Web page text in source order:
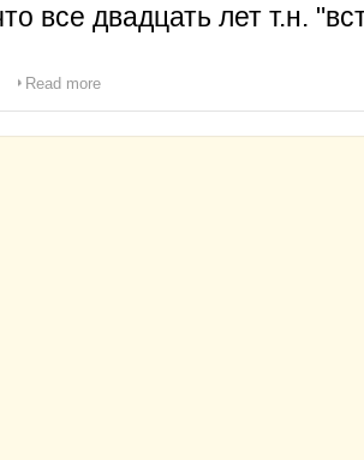
все двадцать лет т.н.
Read more